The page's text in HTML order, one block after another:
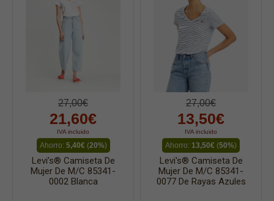
27,00€
21,60€
IVA incluido
Ahorro: 5,40€(20%)
Levi’s® Camiseta De
Mujer De M/c 85341-
0002 Blanca
27,00€
13,50€
IVA incluido
Ahorro: 13,50€ (50%)
Levi's® Camiseta De
Mujer De M/c 85341-
0077 De Rayas Azules